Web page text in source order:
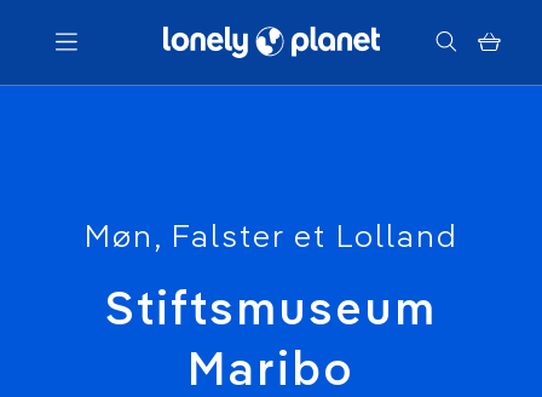
Menu
Møn, Falster et Lolland
Stiftsmuseum
Maribo